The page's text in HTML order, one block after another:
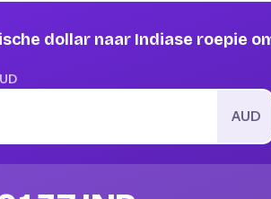
dollar naar Indiase roepie
AUD